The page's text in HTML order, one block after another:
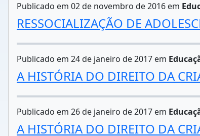
Publicado em 02 de novembro de 2016 em
RESSOCIALIZAÇÃO DE
Publicado em 24 de janeiro de 2017 em
A HISTÓRIA DO DIREITO DA
Publicado em 26 de janeiro de 2017 em
A HISTÓRIA DO DIREITO DA